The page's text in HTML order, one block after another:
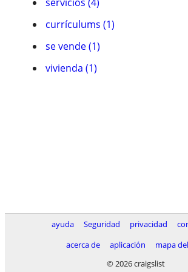
currí­culums (1)
se vende (1)
vivienda (1)
ayuda Seguridad privacidad
acerca de
aplicación
mapa
© 2026 craigslist